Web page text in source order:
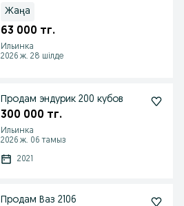
Жаңа
63 000 тг.
Ильинка
2026 ж. 28 шілде
Продам эндурик 200 кубов
300 000 тг.
Ильинка
2026 ж. 06 тамыз
2021
Продам Ваз 2106